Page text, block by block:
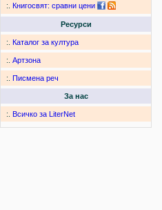
:. Книгосвят: сравни цени
Ресурси
:. Каталог за култура
:. Артзона
:. Писмена реч
За нас
:. Всичко за LiterNet